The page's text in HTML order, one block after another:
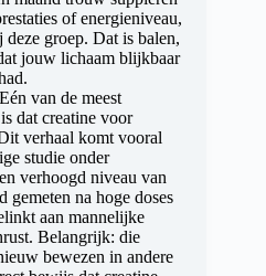
of energieniveau,
groep. Dat is balen,
jouw lichaam blijkbaar
Eén van de meest
dat creatine voor
verhaal komt vooral
studie onder
verhoogd niveau van
na hoge doses
aan mannelijke
Belangrijk: die
bewezen in andere